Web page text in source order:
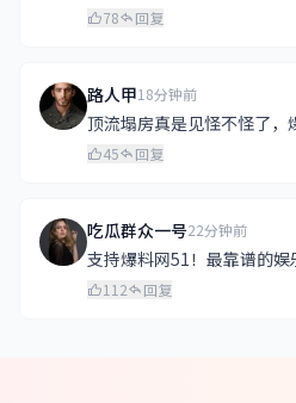
78 回复
路人甲18分钟前
顶流塌房真是见怪不怪了
45 回复
吃瓜群众一号22分钟前
支持爆料网51！最靠谱的娱
112 回复